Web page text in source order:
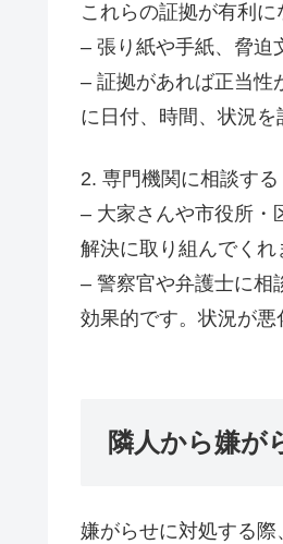
これらの証拠が有利に
– 張り紙や手紙、脅迫
– 証拠があれば正当性
に日付、時間、状況を
2. 専門機関に相談する
– 大家さんや市役所・
解決に取り組んでくれ
– 警察官や弁護士に相
効果的です。状況が悪
隣人から嫌
嫌がらせに対処する際